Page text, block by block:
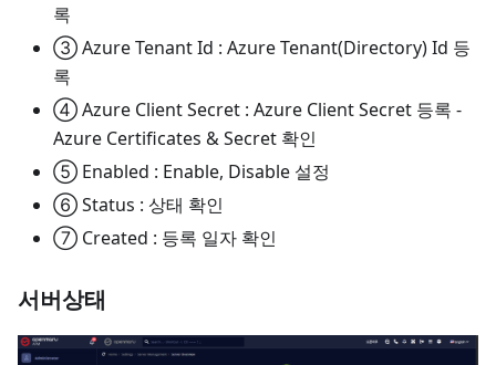
록
③ Azure Tenant Id : Azure Tenant(Directory) Id 등
록
④ Azure Client Secret : Azure Client Secret 등록 -
Azure Certificates & Secret 확인
⑤ Enabled : Enable, Disable 설정
⑥ Status : 상태 확인
⑦ Created : 등록 일자 확인
서버상태